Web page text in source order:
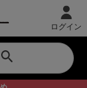
ログイン